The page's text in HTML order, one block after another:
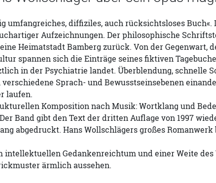
umfangreiches, diffiziles, auch rücksichtsloses Buch«.
Aufzeichnungen. Der philosophische
Heimatstadt Bamberg zurück. Von der Gegenwart,
spannen sich die Einträge seines fiktiven
in der Psychiatrie landet. Überblendung, schnelle
Sprach- und Bewusstseinsebenen
laufen.
Komposition nach Musik: Wortklang und
Band gibt den Text der dritten Auflage von 1997
abgedruckt. Hans Wollschlägers großes
intellektuellen Gedankenreichtum und einer Weite des
ärmlich aussehen.